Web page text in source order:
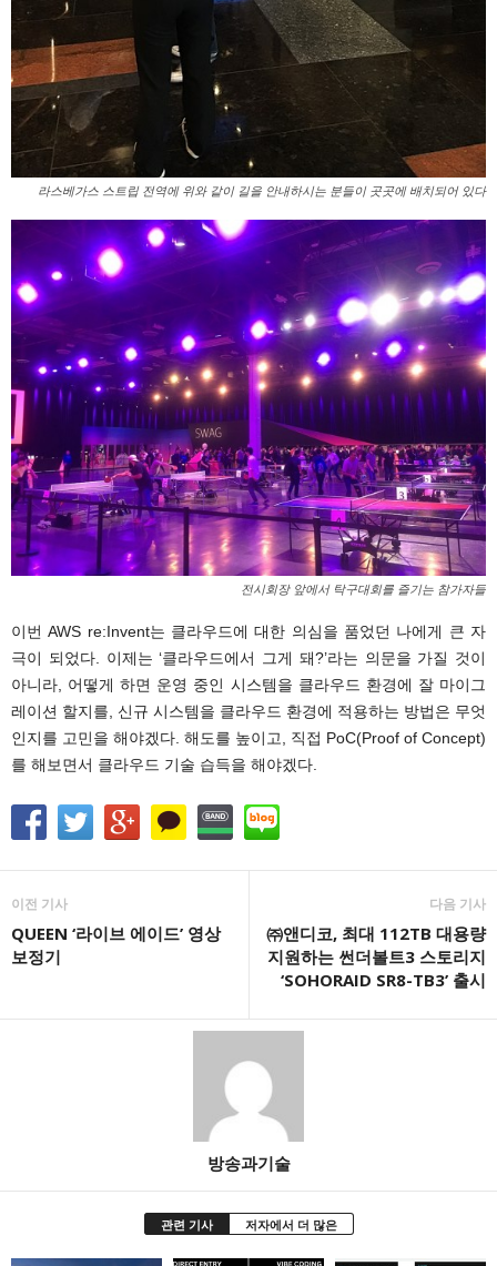
라스베가스 스트립 전역에 위와 같이 길을 안내하시는 분들이 곳곳에 배치되어 있다
전시회장 앞에서 탁구대회를 즐기는 참가자들
이번 AWS re:Invent는 클라우드에 대한 의심을 품었던 나에게 큰 자
극이 되었다. 이제는 ‘클라우드에서 그게 돼?’라는 의문을 가질 것이
아니라, 어떻게 하면 운영 중인 시스템을 클라우드 환경에 잘 마이그
레이션 할지를, 신규 시스템을 클라우드 환경에 적용하는 방법은 무엇
인지를 고민을 해야겠다. 해도를 높이고, 직접 PoC(Proof of Concept)
를 해보면서 클라우드 기술 습득을 해야겠다.
이전 기사
QUEEN ‘라이브 에이드’ 영상
보정기
다음 기사
㈜앤디코, 최대 112TB 대용량
지원하는 썬더볼트3 스토리지
‘SOHORAID SR8-TB3’ 출시
방송과기술
관련 기사 저자에서 더 많은